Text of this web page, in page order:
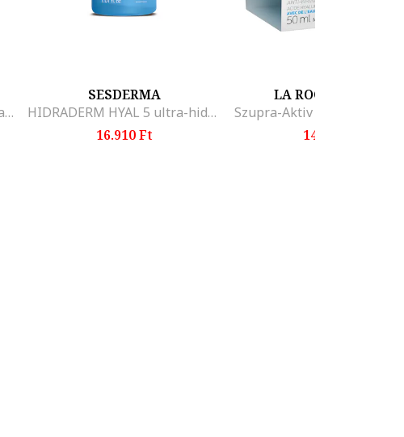
Ingenieuse SPF 15 Fényesítő arckrém, 30ml
SESDERMA
HIDRADERM HYAL 5 ultra-hidratáló lipozómás szérum, 5 típusú hialuronsavval, Intenzív multi-rétegű hidratálást biztosít, Helyreállítja a bőrbarriert, Javítja a textúrát, 30 ml
16.910 Ft
LA ROCHE-POSAY
14.800 Ft